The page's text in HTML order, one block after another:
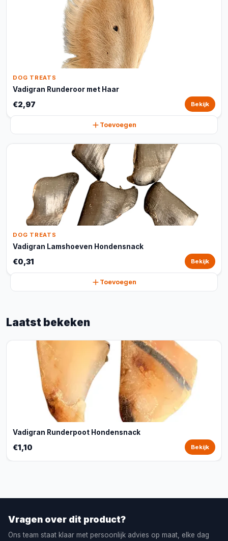
DOG TREATS
Vadigran Runderoor met Haar
€2,97 Bekijk
Toevoegen
DOG TREATS
Vadigran Lamshoeven Hondensnack
€0,31 Bekijk
Toevoegen
Laatst bekeken
Vadigran Runderpoot Hondensnack
€1,10 Bekijk
Vragen over dit product?
Ons team staat klaar met persoonlijk advies op maat, elke dag